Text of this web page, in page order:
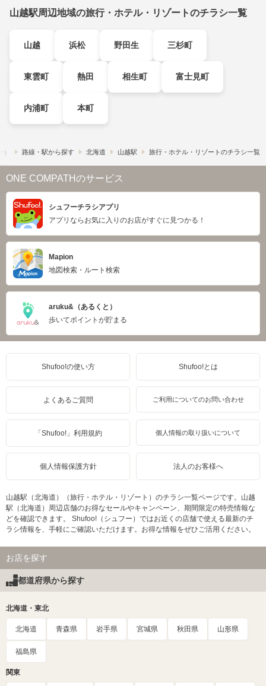
山越駅周辺地域の旅行・ホテル・リゾートのチラシ一覧
山越 浜松 野田生 三杉町
東雲町 熱田 相生町 富士見町
内浦町 本町
路線・駅から探す 北海道 山越駅 旅行・ホテル・リゾートのチラシ一覧
ONE COMPATHのサービス
シュフーチラシアプリ
アプリならお気に入りのお店がすぐに見つかる！
Mapion
地図検索・ルート検索
aruku&（あるくと）
歩いてポイントが貯まる
Shufoo!の使い方 Shufoo!とは
よくあるご質問 ご利用についてのお問い合わせ
「Shufoo!」利用規約 個人情報の取り扱いについて
個人情報保護方針 法人のお客様へ
山越駅（北海道）（旅行・ホテル・リゾート）のチラシ一覧ページです。山越
駅（北海道）周辺店舗のお得なセールやキャンペーン、期間限定の特売情報な
どを確認できます。 Shufoo!（シュフー）ではお近くの店舗で使える最新のチ
ラシ情報を、手軽にご確認いただけます。お得な情報をぜひご活用ください。
お店を探す
都道府県から探す
北海道・東北
北海道 青森県 岩手県 宮城県 秋田県 山形県
福島県
関東